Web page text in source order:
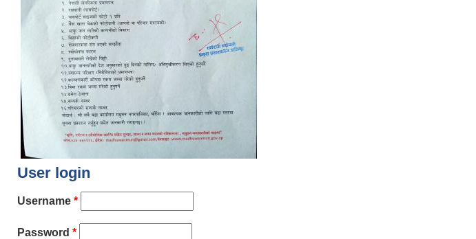
User login
Username *
Password *